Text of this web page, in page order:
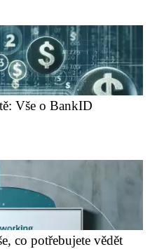
Vše o BankID
co potřebujete vědět